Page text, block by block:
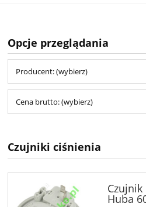
Opcje przeglądania
Producent: (wybierz)
Cena brutto: (wybierz)
Czujniki ciśnienia
Huba